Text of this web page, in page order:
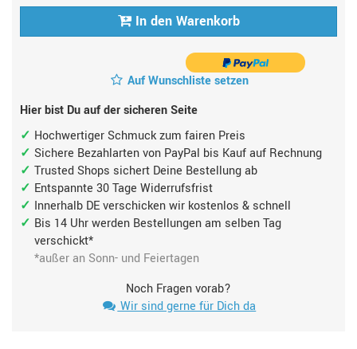
In den Warenkorb
Auf Wunschliste setzen
Hier bist Du auf der sicheren Seite
Hochwertiger Schmuck zum fairen Preis
Sichere Bezahlarten von PayPal bis Kauf auf Rechnung
Trusted Shops sichert Deine Bestellung ab
Entspannte 30 Tage Widerrufsfrist
Innerhalb DE verschicken wir kostenlos & schnell
Bis 14 Uhr werden Bestellungen am selben Tag
verschickt*
*außer an Sonn- und Feiertagen
Noch Fragen vorab?
Wir sind gerne für Dich da